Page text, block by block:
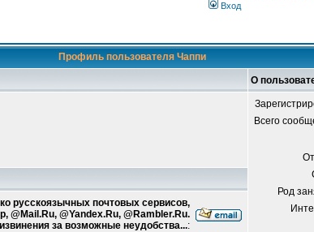
Вход
Профиль пользователя Чаппи
О
Всего
Род
русскоязычных почтовых сервисов,
@Mail.Ru, @Yandex.Ru, @Rambler.Ru.
за возможные неудобства...: